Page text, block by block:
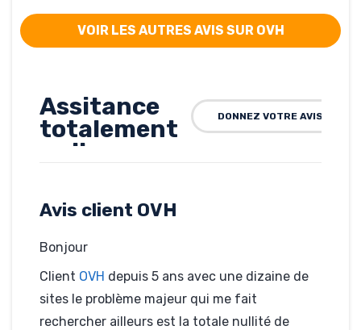
VOIR LES AUTRES AVIS SUR OVH
Assitance
totalement
nulle
couteuse
2012
Hébergé par OVH
DONNEZ VOTRE AVIS SUR
Avis client OVH
Bonjour
Client OVH depuis 5 ans avec une dizaine de
sites le problème majeur qui me fait
rechercher ailleurs est la totale nullité de